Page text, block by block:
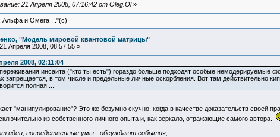
21 Апреля 2008, 07:16:42 от Oleg.Ol»
Альфа и Омега ..."(с)
"Модель мировой квантовой матрицы"
21 Апреля 2008, 08:57:55 »
2008, 02:11:04
переживания инсайта ("кто ты есть") гораздо больше подходят особые немодерируемые
в том числе и предельные личные оскорбления. Вот там действительно
полная ...
"манипулирование"? Это же безумно скучно, когда в качестве доказательств своей
из собственного личного опыта и, как зеркало, отражающие самого автора.
идеи, посредственные умы - обсуждают события,